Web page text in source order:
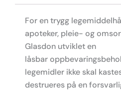
For en trygg
apoteker, pleie- og
Glasdon utviklet en
låsbar
legemidler ikke skal
destrueres på en